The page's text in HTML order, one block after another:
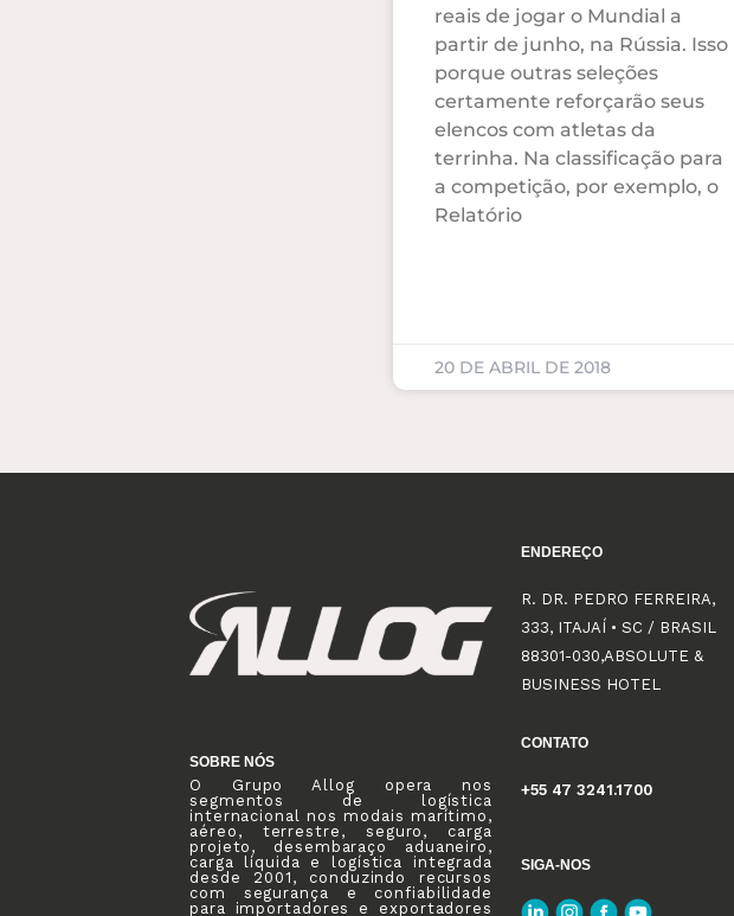
reais de jogar o Mundial a
partir de junho, na Rússia. Isso
porque outras seleções
certamente reforçarão seus
elencos com atletas da
terrinha. Na classificação para
a competição, por exemplo, o
Relatório
20 DE ABRIL DE 2018
SOBRE NÓS
O Grupo Allog opera nos
segmentos de logística
internacional nos modais marítimo,
aéreo, terrestre, seguro, carga
projeto, desembaraço aduaneiro,
carga líquida e logística integrada
desde 2001, conduzindo recursos
com segurança e confiabilidade
para importadores e exportadores
ENDEREÇO
R. DR. PEDRO FERREIRA,
333, ITAJAÍ • SC / BRASIL
88301-030,ABSOLUTE &
BUSINESS HOTEL
CONTATO
+55 47 3241.1700
SIGA-NOS